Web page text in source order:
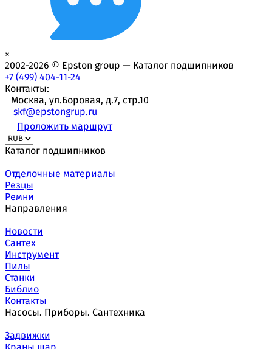
×
2002-2026 © Epston group — Каталог подшипников
+7 (499) 404-11-24
Контакты:
Москва, ул.Боровая, д.7, стр.10
skf@epstongrup.ru
Проложить маршрут
Каталог подшипников
Отделочные материалы
Резцы
Ремни
Направления
Новости
Сантех
Инструмент
Пилы
Станки
Библио
Контакты
Насосы. Приборы. Сантехника
Задвижки